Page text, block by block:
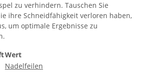
zu verhindern. Tauschen Sie
ihre Schneidfähigkeit verloren haben,
um optimale Ergebnisse zu
Wert
Nadelfeilen